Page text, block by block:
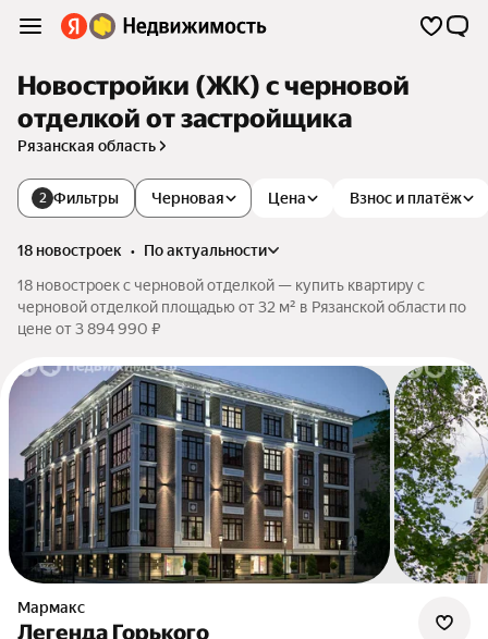
Новостройки (ЖК) с черновой
отделкой от застройщика
Рязанская область
2 Фильтры Цена Взнос и платёж
Черновая
18 новостроек •
по актуальности
18 новостроек с черновой отделкой — купить квартиру с
черновой отделкой площадью от 32 м² в Рязанской области по
цене от 3 894 990 ₽
Мармакс
Легенда Горького